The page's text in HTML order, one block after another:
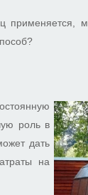
роль в
дать
на